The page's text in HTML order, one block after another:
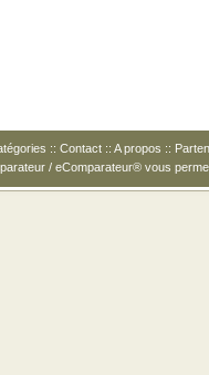
:: Contact :: A propos ::
/ eComparateur® vous